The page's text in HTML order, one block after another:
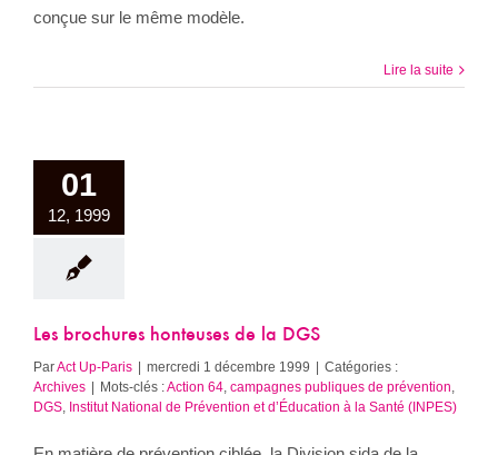
conçue sur le même modèle.
Lire la suite
01
12, 1999
Les brochures honteuses de la DGS
ParAct Up-Paris | mercredi 1 décembre 1999 | Catégories :
Archives | Mots-clés :Action 64 campagnes publiques de prévention
DGS Institut National de Prévention et d’Éducation à la Santé (INPES)